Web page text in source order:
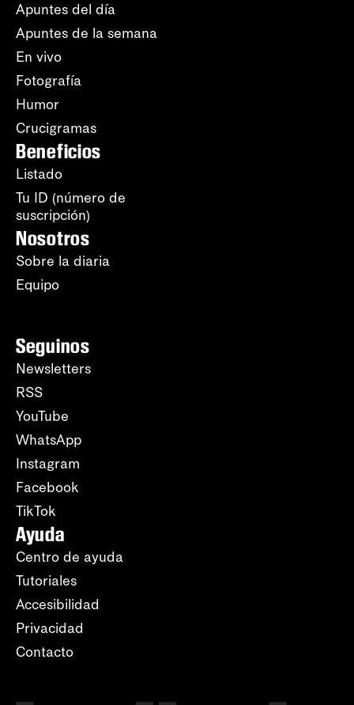
Apuntes del día
Apuntes de la semana
En vivo
Fotografía
Humor
Crucigramas
Beneficios
Listado
Tu ID (número de
suscripción)
Nosotros
Sobre la diaria
Equipo
Seguinos
Newsletters
RSS
YouTube
WhatsApp
Instagram
Facebook
TikTok
Ayuda
Centro de ayuda
Tutoriales
Accesibilidad
Privacidad
Contacto